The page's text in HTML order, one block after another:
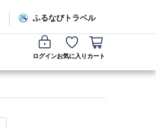
ふるなびトラベル
ログインお気に入り カート